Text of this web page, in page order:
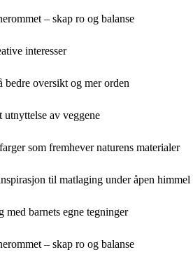
– skap ro og balanse
interesser
bedre oversikt og mer orden
av veggene
som fremhever naturens materialer
til matlaging under åpen himmel
med barnets egne tegninger
– skap ro og balanse